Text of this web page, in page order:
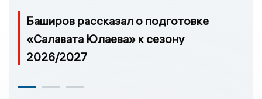
Баширов рассказал о подготовке
«Салавата Юлаева» к сезону
2026/2027